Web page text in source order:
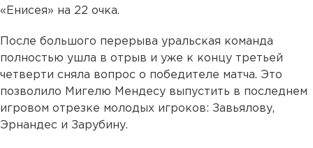
«Енисея» на 22 очка.
После большого перерыва уральская команда
полностью ушла в отрыв и уже к концу третьей
четверти сняла вопрос о победителе матча. Это
позволило Мигелю Мендесу выпустить в последнем
игровом отрезке молодых игроков: Завьялову,
Эрнандес и Зарубину.